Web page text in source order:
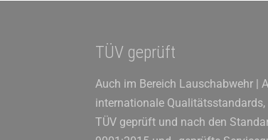
TÜV geprüft
Auch im Bereich Lauschabwehr |
internationale
TÜV geprüft und nach den